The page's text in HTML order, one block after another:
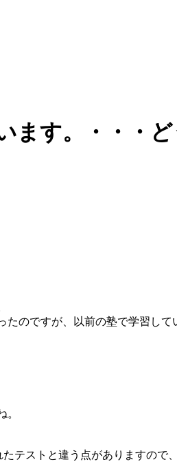
ます。・・・
のですが、以前の塾で学習し
テストと違う点がありますので